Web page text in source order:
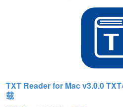
TXT Reader for Mac v3.0.0
载